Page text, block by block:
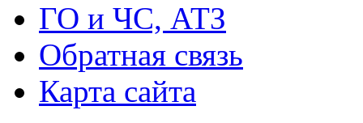
ГО и ЧС, АТЗ
Обратная связь
Карта сайта